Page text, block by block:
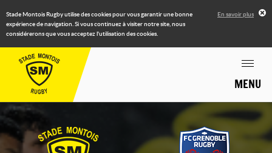
Stade Montois Rugby utilise des cookies pour vous garantir une bonne
expérience de navigation. Si vous continuez à visiter notre site, nous
considérerons que vous acceptez l'utilisation des cookies.
En savoir plus
MENU